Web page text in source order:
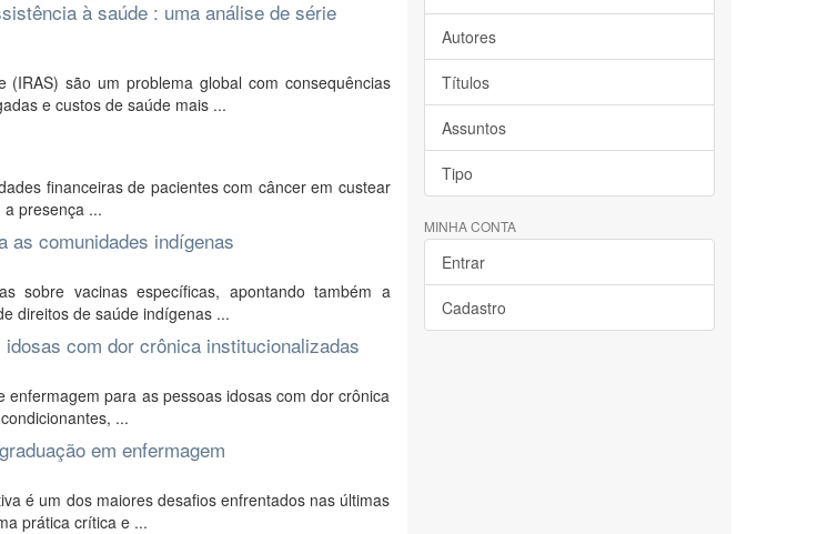
à saúde : uma análise de série
(IRAS) são um problema global com consequências
e custos de saúde mais ...
financeiras de pacientes com câncer em custear
presença ...
as comunidades indígenas
sobre vacinas específicas, apontando também a
direitos de saúde indígenas ...
com dor crônica institucionalizadas
para as pessoas idosas com dor crônica
...
em enfermagem
é um dos maiores desafios enfrentados nas últimas
prática crítica e ...
Autores
Títulos
Assuntos
Tipo
MINHA CONTA
Entrar
Cadastro